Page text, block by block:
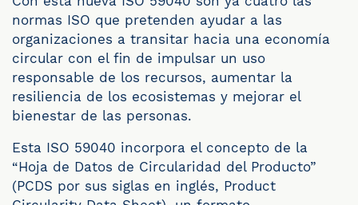
normas ISO que pretenden ayudar a las
organizaciones a transitar hacia una economía
circular con el fin de impulsar un uso
responsable de los recursos, aumentar la
resiliencia de los ecosistemas y mejorar el
bienestar de las personas.
Esta ISO 59040 incorpora el concepto de la
“Hoja de Datos de Circularidad del Producto”
(PCDS por sus siglas en inglés, Product